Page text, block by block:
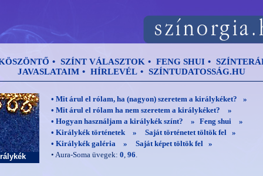
• SZÍNT VÁLASZTOK • FENG SHUI •
JAVASLATAIM • HÍRLEVÉL • SZÍNTUDATOSSÁG.HU
• Mit árul el rólam, ha (nagyon) szeretem a királykéket?
»
• Mit árul el rólam ha nem szeretem a királykéket?
»
• Hogyan használjam a királykék színt?
» Feng shui
»
• Királykék történetek
»
Saját történetet töltök fel »
• Királykék galéria
»
Saját képet töltök fel »
• Aura-Soma üvegek: 0 96